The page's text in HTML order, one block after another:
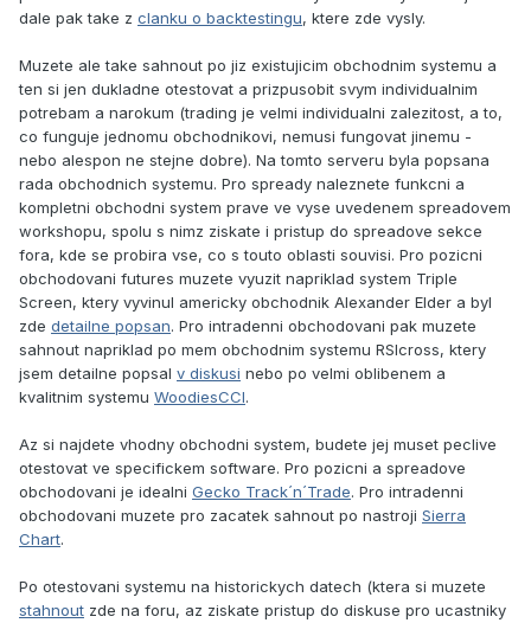
dale pak take z clanku o backtestingu, ktere zde vysly.
Muzete ale take sahnout po jiz existujicim obchodnim systemu a
ten si jen dukladne otestovat a prizpusobit svym individualnim
potrebam a narokum (trading je velmi individualni zalezitost, a to,
co funguje jednomu obchodnikovi, nemusi fungovat jinemu -
nebo alespon ne stejne dobre). Na tomto serveru byla popsana
rada obchodnich systemu. Pro spready naleznete funkcni a
kompletni obchodni system prave ve vyse uvedenem spreadovem
workshopu, spolu s nimz ziskate i pristup do spreadove sekce
fora, kde se probira vse, co s touto oblasti souvisi. Pro pozicni
obchodovani futures muzete vyuzit napriklad system Triple
Screen, ktery vyvinul americky obchodnik Alexander Elder a byl
zde detailne popsan. Pro intradenni obchodovani pak muzete
sahnout napriklad po mem obchodnim systemu RSIcross, ktery
jsem detailne popsal v diskusi nebo po velmi oblibenem a
kvalitnim systemu WoodiesCCI.
Az si najdete vhodny obchodni system, budete jej muset peclive
otestovat ve specifickem software. Pro pozicni a spreadove
obchodovani je idealni Gecko Track´n´Trade. Pro intradenni
obchodovani muzete pro zacatek sahnout po nastroji Sierra
Chart.
Po otestovani systemu na historickych datech (ktera si muzete
stahnout zde na foru, az ziskate pristup do diskuse pro ucastniky